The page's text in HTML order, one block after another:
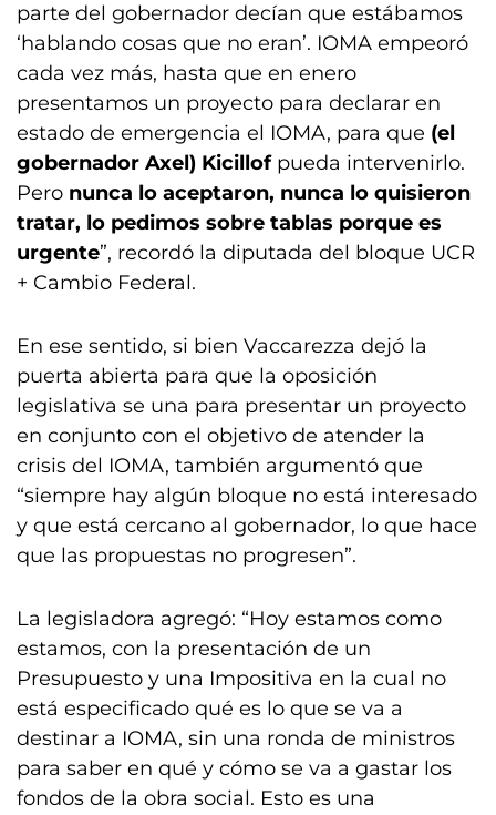
parte del gobernador decían que estábamos
‘hablando cosas que no eran’. IOMA empeoró
cada vez más, hasta que en enero
presentamos un proyecto para declarar en
estado de emergencia el IOMA, para que (el
gobernador Axel) Kicillofpueda intervenirlo.
Pero nunca lo aceptaron, nunca lo quisieron
tratar, lo pedimos sobre tablas porque es
urgente”, recordó la diputada del bloque UCR
+ Cambio Federal.
En ese sentido, si bien Vaccarezza dejó la
puerta abierta para que la oposición
legislativa se una para presentar un proyecto
en conjunto con el objetivo de atender la
crisis del IOMA, también argumentó que
“siempre hay algún bloque no está interesado
y que está cercano al gobernador, lo que hace
que las propuestas no progresen”.
La legisladora agregó: “Hoy estamos como
estamos, con la presentación de un
Presupuesto y una Impositiva en la cual no
está especificado qué es lo que se va a
destinar a IOMA, sin una ronda de ministros
para saber en qué y cómo se va a gastar los
fondos de la obra social. Esto es una